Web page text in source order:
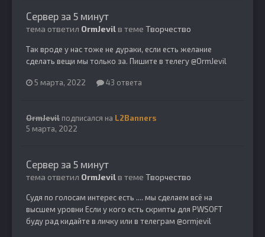
Сервер за 5 минут
тема ответил OrmJevilв теме Творчество
Так вроде у нас тоже не дураки, если есть желание
сделать вещи мы только за. Пишите в телегу @OrmJevil
5 марта, 2022 43 ответа
OrmJevil подписался на L2Banners
5 марта, 2022
Сервер за 5 минут
тема ответил OrmJevilв теме Творчество
Судя по голосам интерес есть .... мы сделаем всё на
высшем уровни Если у кого есть скрипты для PWSOFT
буду рад кидайте в личку или в телеграм @ormjevil